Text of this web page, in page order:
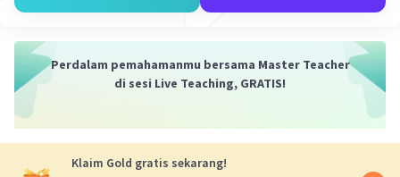
Perdalam pemahamanmu bersama Master Teacher
di sesi Live Teaching, GRATIS!
Klaim Gold gratis sekarang!